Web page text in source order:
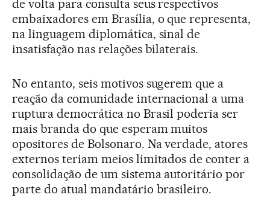
de volta para consulta seus respectivos
embaixadores em Brasília, o que representa,
na linguagem diplomática, sinal de
insatisfação nas relações bilaterais.
No entanto, seis motivos sugerem que a
reação da comunidade internacional a uma
ruptura democrática no Brasil poderia ser
mais branda do que esperam muitos
opositores de Bolsonaro. Na verdade, atores
externos teriam meios limitados de conter a
consolidação de um sistema autoritário por
parte do atual mandatário brasileiro.